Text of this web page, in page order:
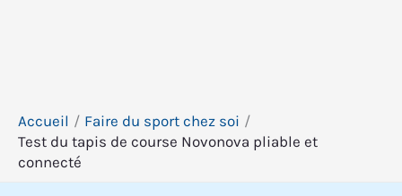
Accueil
Faire du sport chez soi
Test du tapis de course Novonova pliable et
connecté